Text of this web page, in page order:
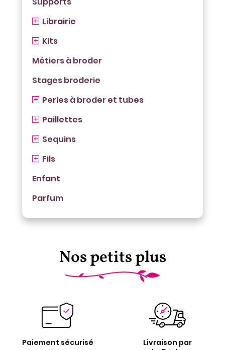
Librairie
Kits
Métiers à broder
Stages broderie
Perles à broder et tubes
Paillettes
Sequins
Fils
Enfant
Parfum
Nos petits plus
Paiement sécurisé
Livraison par